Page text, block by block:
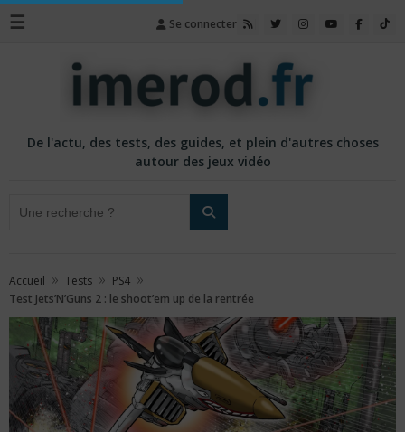
☰ Se connecter
De l'actu, des tests, des guides, et plein d'autres choses
autour des jeux vidéo
Accueil » Tests » PS4 »
Test Jets’N’Guns 2 : le shoot’em up de la rentrée